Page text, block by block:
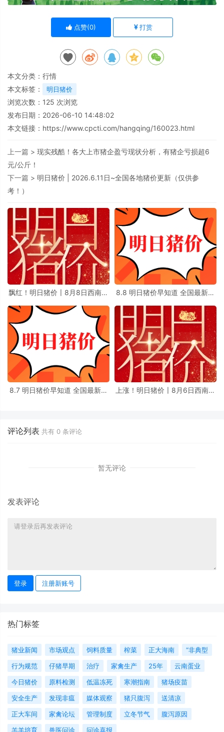
点赞(0) 打赏
本文分类： 行情
本文标签：
明日猪价
浏览次数： 125 次浏览
发布日期：2026-06-10 14:48:02
本文链接： https://www.cpcti.com/hangqing/160023.html
上一篇 > 现实残酷！各大上市猪企盈亏现状分析，有猪企亏损超6
元/公斤！
下一篇 > 明日猪价 | 2026.6.11日~全国各地猪价更新（仅供参
考！）
飘红！明日猪价〡8月8日西南地
8.8 明日猪价早知道 全国最新猪
8.7 明日猪价早知道 全国最新猪
上涨！明日猪价〡8月6日西南地
评论列表 共有 0 条评论
暂无评论
发表评论
登录 注册新账号
热门标签
猪业新闻 市场观点 饲料质量 榨菜 正大海南
“非典型
行为规范
仔猪早期 治疗 家禽生产 25年
云南蛋业
今日猪价
原料检测 低温冻死 寒潮指南
猪场疫苗
安全生产
发现非瘟 媒体观察 猪只腹泻
送清凉
正大车间
家禽论坛 管理制度 立冬节气
腹泻原因
羔羊培育
兽医问诊 问诊喜报